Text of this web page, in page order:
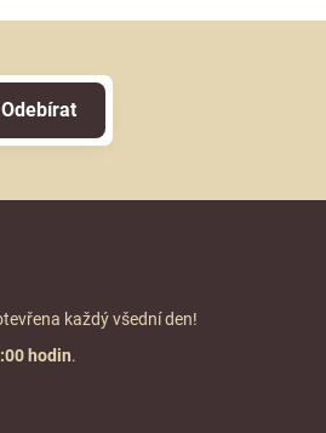
Odebírat
každý všední den!
hodin.